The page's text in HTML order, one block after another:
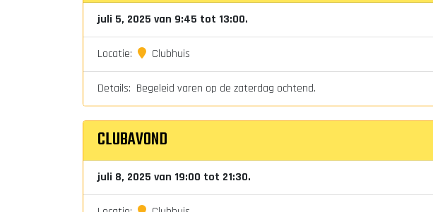
juli 5, 2025 van 9:45 tot 13:00.
Locatie: Clubhuis
Details: Begeleid varen op de zaterdag ochtend.
CLUBAVOND
juli 8, 2025 van 19:00 tot 21:30.